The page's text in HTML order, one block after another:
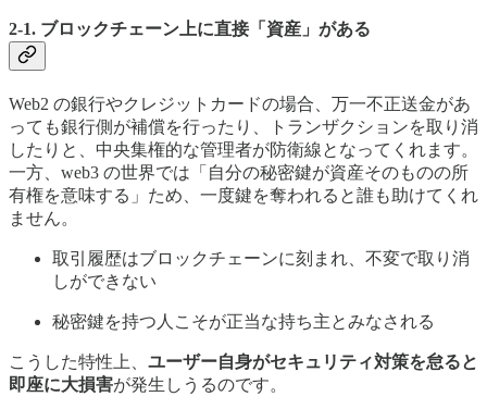
2-1. ブロックチェーン上に直接「資産」がある
Web2 の銀行やクレジットカードの場合、万一不正送金があ
っても銀行側が補償を行ったり、トランザクションを取り消
したりと、中央集権的な管理者が防衛線となってくれます。
一方、web3 の世界では「自分の秘密鍵が資産そのものの所
有権を意味する」ため、一度鍵を奪われると誰も助けてくれ
ません。
取引履歴はブロックチェーンに刻まれ、不変で取り消
しができない
秘密鍵を持つ人こそが正当な持ち主とみなされる
こうした特性上、 ユーザー自身がセキュリティ対策を怠ると
即座に大損害が発生しうるのです。